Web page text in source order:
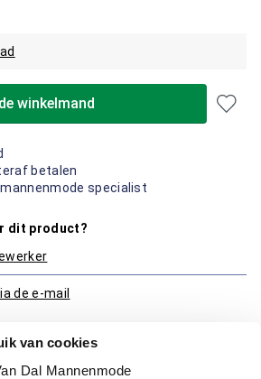
van cookies
Dal Mannenmode
winkelmand
betalen
specialist
dit product?
de e-mail